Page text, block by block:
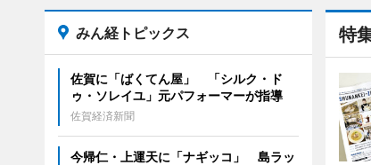
特
みん経トピックス
佐賀に「ばくてん屋」 「シルク・ド
ゥ・ソレイユ」元パフォーマーが指導
佐賀経済新聞
今帰仁・上運天に「ナギッコ」 島ラッ